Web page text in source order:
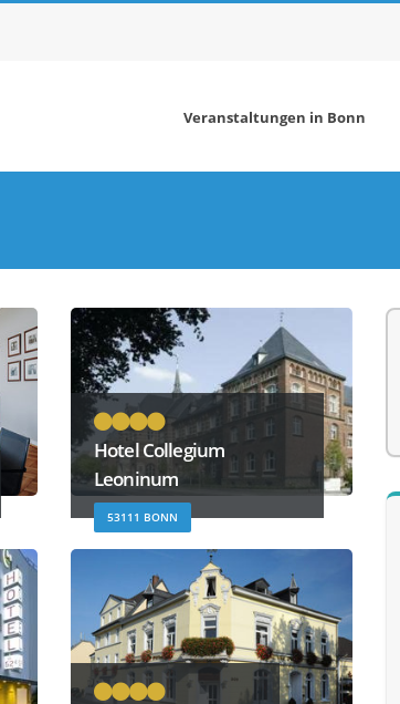
Veranstaltungen in Bonn
Hotel Collegium
Leoninum
53111 BONN